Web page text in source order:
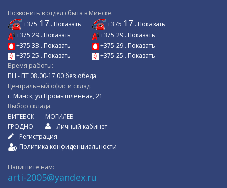
Позвонить в отдел сбыта в Минске:
+375 17...Показать
+375 29...Показать
+375 33...Показать
+375 25...Показать
+375 17...Показать
+375 29...Показать
+375 29...Показать
+375 25...Показать
Время работы:
ПН - ПТ 08.00-17.00 без обеда
Центральный офис и склад:
г. Минск, ул.Промышленная, 21
Выбор склада:
ВИТЕБСК
ГРОДНО
МОГИЛЕВ
Личный кабинет
Регистрация
Политика конфиденциальности
Напишите нам:
arti-2005@yandex.ru